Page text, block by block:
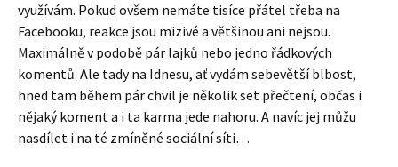
využívám. Pokud ovšem nemáte tisíce přátel třeba na
Facebooku, reakce jsou mizivé a většinou ani nejsou.
Maximálně v podobě pár lajků nebo jedno řádkových
komentů. Ale tady na Idnesu, ať vydám sebevětší blbost,
hned tam během pár chvil je několik set přečtení, občas i
nějaký koment a i ta karma jede nahoru. A navíc jej můžu
nasdílet i na té zmíněné sociální síti…